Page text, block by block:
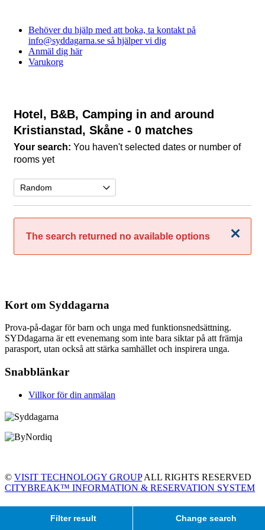
Behöver du hjälp med att boka, ta kontakt på
info@syddagarna.se så hjälper vi dig
Anmäl dig här
Varukorg
Hotel, B&B, Camping in and around
Kristianstad, Skåne - 0 matches
Your search: You haven't selected dates or number of
rooms yet
Close
The search returned no available options
Filter result Change search
Kort om Syddagarna
Prova-på-dagar för barn och unga med funktionsnedsättning.
SYDdagarna är ett evenemang som inte bara siktar på att främja
parasport, utan också att stärka samhället och inspirera unga.
Snabblänkar
Villkor för din anmälan
© VISIT TECHNOLOGY GROUPALL RIGHTS RESERVED
CITYBREAK™ INFORMATION & RESERVATION SYSTEM